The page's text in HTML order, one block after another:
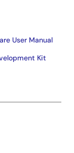
User Manual
Kit